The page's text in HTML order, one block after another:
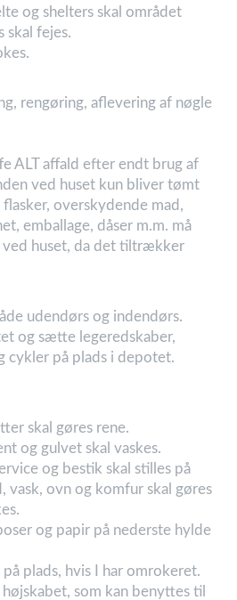
og shelters skal området
skal fejes.
rengøring, aflevering af nøgle
ALT affald efter endt brug af
ved huset kun bliver tømt
flasker, overskydende mad,
emballage, dåser m.m. må
ved huset, da det tiltrækker
udendørs og indendørs.
og sætte legeredskaber,
cykler på plads i depotet.
skal gøres rene.
og gulvet skal vaskes.
og bestik skal stilles på
vask, ovn og komfur skal gøres
og papir på nederste hylde
plads, hvis I har omrokeret.
højskabet, som kan benyttes til